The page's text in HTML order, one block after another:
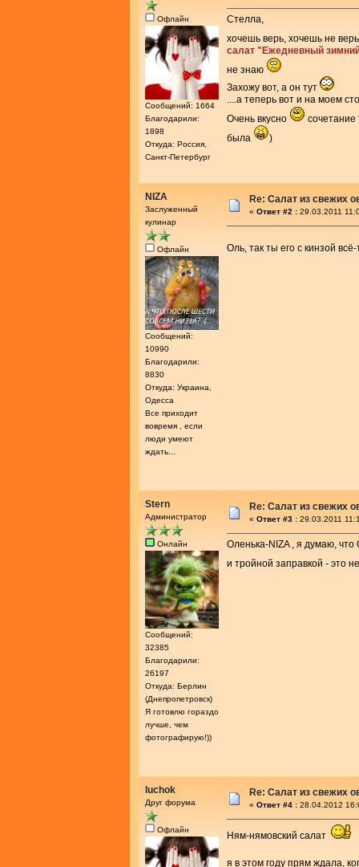
Офлайн
Сообщений: 1664
Благодарили:
1898
Откуда: Россия,
Санкт-Петербург
Стелла,
хочешь верь, хочешь не
салат "Ежедневный
не знаю
Захожу вот, а он тут
....а теперь вот и на моем
Очень вкусно
сочетание
была
)
NIZA
Заслуженный
кулинар
Офлайн
Сообщений:
10990
Благодарили:
8830
Откуда: Украина,
Одесса
Все приходит
вовремя , если
люди умеют
ждать...
Re: Салат из свежих
« Ответ #2 : 29.03.2011
Оль, так ты его с кинзой
Stern
Администратор
Онлайн
Сообщений:
32385
Благодарили:
26197
Откуда: Берлин
(Днепропетровск)
Я готовлю гораздо
лучше, чем
фотографирую!))
Re: Салат из свежих
« Ответ #3 : 29.03.2011
Оленька-NIZA , я думаю, что
и тройной заправкой - это
luchok
Друг форума
Офлайн
Re: Салат из свежих
« Ответ #4 : 28.04.2012
Ням-нямовский салат
я в этом году прям ждала,